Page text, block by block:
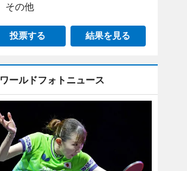
その他
投票する 結果を見る
ワールドフォトニュース